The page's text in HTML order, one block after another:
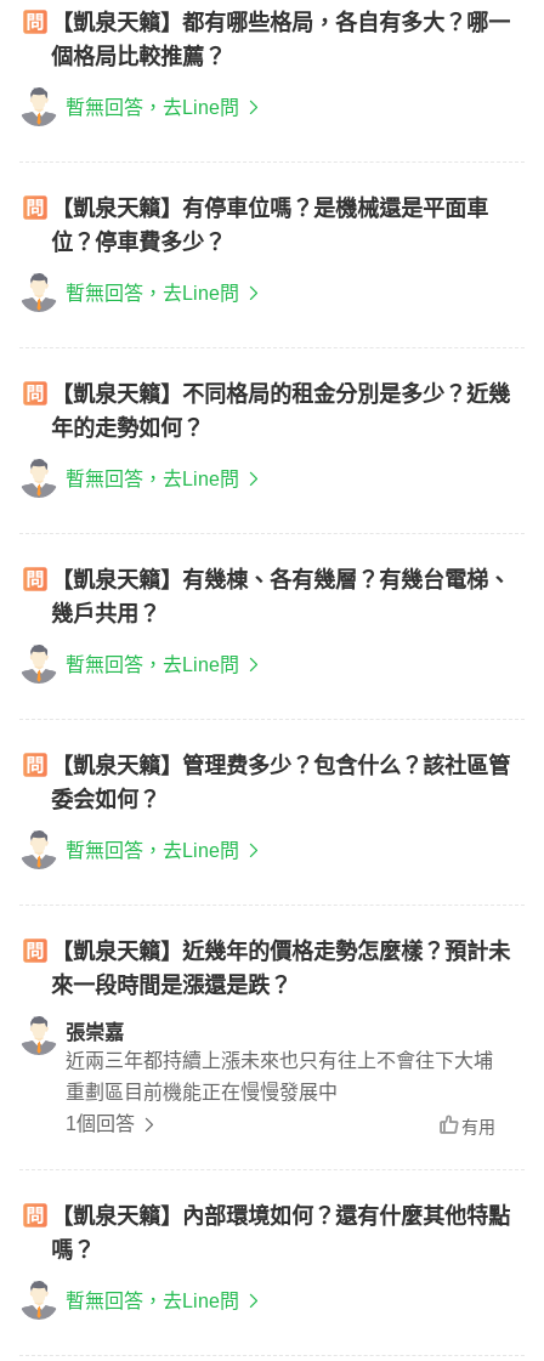
【凱泉天籟】都有哪些格局，各自有多大？哪一
個格局比較推薦？
暫無回答，去Line問
【凱泉天籟】有停車位嗎？是機械還是平面車
位？停車費多少？
暫無回答，去Line問
【凱泉天籟】不同格局的租金分別是多少？近幾
年的走勢如何？
暫無回答，去Line問
【凱泉天籟】有幾棟、各有幾層？有幾台電梯、
幾戶共用？
暫無回答，去Line問
【凱泉天籟】管理费多少？包含什么？該社區管
委会如何？
暫無回答，去Line問
【凱泉天籟】近幾年的價格走勢怎麼樣？預計未
來一段時間是漲還是跌？
張崇嘉
近兩三年都持續上漲未來也只有往上不會往下大埔
重劃區目前機能正在慢慢發展中
1個回答
有用
【凱泉天籟】內部環境如何？還有什麼其他特點
嗎？
暫無回答，去Line問